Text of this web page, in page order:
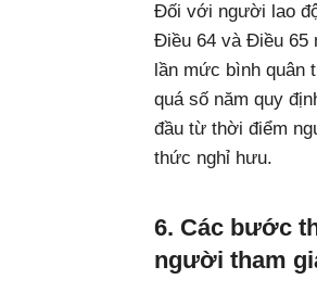
Đối với người lao
Điều 64 và Điều 65
lần mức bình quân
quá số năm quy
đầu từ thời điểm
thức nghỉ hưu.
6. Các bước
người tham